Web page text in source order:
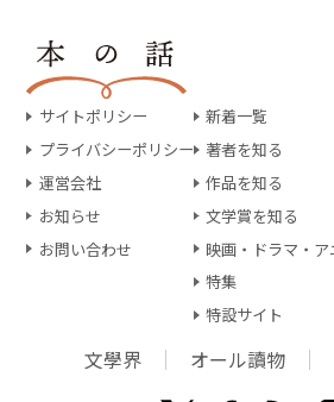
サイトポリシー
プライバシーポリシー
運営会社
お知らせ
お問い合わせ
新着一覧
著者を知る
作品を知る
文学賞を知る
映画・ドラマ・ア
特集
特設サイト
文學界 オール讀物